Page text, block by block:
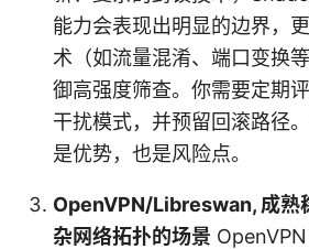
能力会表现出明显的边界，
术（如流量混淆、端口变换
御高强度筛查。你需要定期
干扰模式，并预留回滚路径
是优势，也是风险点。
OpenVPN/Libreswan, 成熟
杂网络拓扑的场景